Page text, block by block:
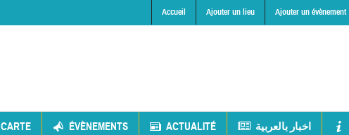
Accueil Ajouter un lieu Ajouter un évènement
CARTE ÉVÈNEMENTS ACTUALITÉ اخبار بالعربية